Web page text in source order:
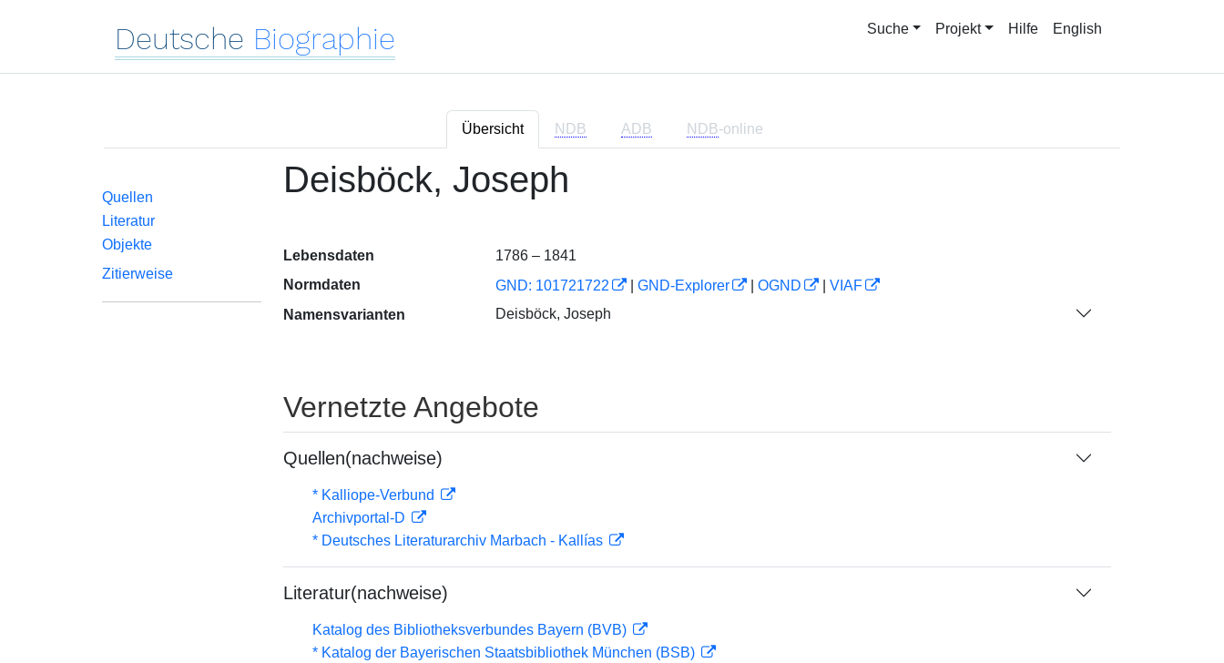
Deutsche Biographie Suche Projekt Hilfe English
Übersicht NDB ADB NDB-online
Quellen
Literatur
Objekte
Zitierweise
Deisböck, Joseph
Lebensdaten
1786 – 1841
Normdaten
GND: 101721722 GND-Explorer OGND
VIAF
Namensvarianten
Deisböck, Joseph
Vernetzte Angebote
Quellen(nachweise)
* Kalliope-Verbund
Archivportal-D
* Deutsches Literaturarchiv Marbach - Kallías
Literatur(nachweise)
Katalog des Bibliotheksverbundes Bayern (BVB)
* Katalog der Bayerischen Staatsbibliothek München (BSB)